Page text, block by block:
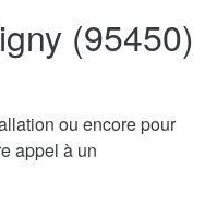
(95450)
ou encore pour
appel à un